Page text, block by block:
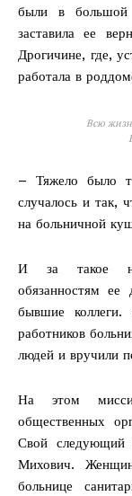
были в
заставила ее
Дрогичине, где,
работала в
Всю
– Тяжело было
случалось и так,
на больничной
И за такое
обязанностям
бывшие
работников
людей и вручили
На этом
общественных
Свой следующий
Михович.
больнице